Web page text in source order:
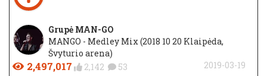
Grupė MAN-GO
MANGO - Medley Mix (2018 10 20 Klaipėda,
Švyturio arena)
2,497,017 2,142 53
2019-03-19